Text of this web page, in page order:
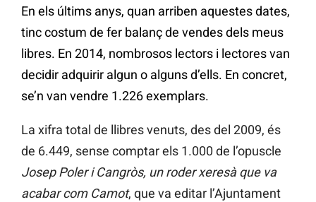
En els últims anys, quan arriben aquestes dates,
tinc costum de fer balanç de vendes dels meus
libres. En 2014, nombrosos lectors i lectores van
decidir adquirir algun o alguns d’ells. En concret,
se’n van vendre 1.226 exemplars.
La xifra total de llibres venuts, des del 2009, és
de 6.449, sense comptar els 1.000 de l’opuscle
Josep Poler i Cangròs, un roder xeresà que va
acabar com Camot, que va editar l’Ajuntament